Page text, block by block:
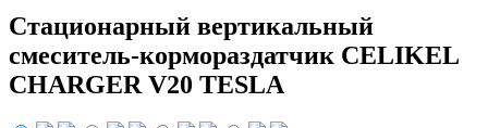
Стационарный вертикальный
смеситель-кормораздатчик CELIKEL
CHARGER V20 TESLA